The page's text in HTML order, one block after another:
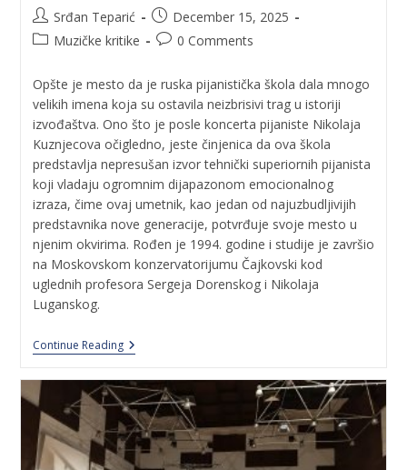
Srđan Teparić
December 15, 2025
Muzičke kritike
0 Comments
Opšte je mesto da je ruska pijanistička škola dala mnogo
velikih imena koja su ostavila neizbrisivi trag u istoriji
izvođaštva. Ono što je posle koncerta pijaniste Nikolaja
Kuznjecova očigledno, jeste činjenica da ova škola
predstavlja nepresušan izvor tehnički superiornih pijanista
koji vladaju ogromnim dijapazonom emocionalnog
izraza, čime ovaj umetnik, kao jedan od najuzbudljivijih
predstavnika nove generacije, potvrđuje svoje mesto u
njenim okvirima. Rođen je 1994. godine i studije je završio
na Moskovskom konzervatorijumu Čajkovski kod
uglednih profesora Sergeja Dorenskog i Nikolaja
Luganskog.
Continue Reading